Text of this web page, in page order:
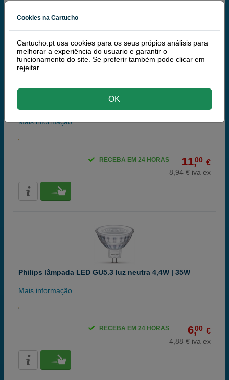
Osram lâmpada LED GU5.3 luz quente regulável 6,1W |
Mais informação
11,00 €
8,94 € iva ex
RECEBA EM 24 HORAS
Philips lâmpada LED GU5.3 luz neutra 4,4W | 35W
Mais informação
6,00 €
4,88 € iva ex
RECEBA EM 24 HORAS
Cookies na Cartucho
Cartucho.pt usa cookies para os seus própios análisis para
melhorar a experiência do usuario e garantir o
funcionamento do site. Se preferir também pode clicar em
rejeitar.
OK